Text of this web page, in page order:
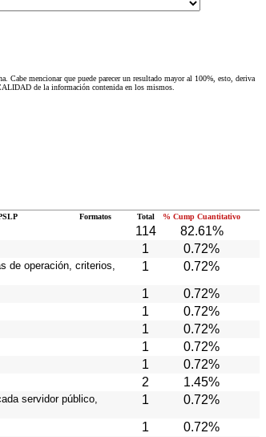
Cabe mencionar que puede parecer un resultado mayor al 100%, esto, deriva
de la información contenida en los mismos.
Formatos Total % Cump Cuantitativo
114 82.61%
1 0.72%
de operación, criterios,
1 0.72%
1 0.72%
1 0.72%
1 0.72%
1 0.72%
1 0.72%
2 1.45%
servidor público,
1 0.72%
1 0.72%